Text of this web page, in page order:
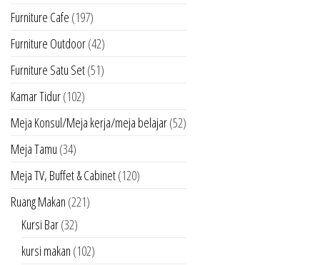
Furniture Cafe (197)
Furniture Outdoor(42)
Furniture Satu Set(51)
Kamar Tidur(102)
Meja Konsul/Meja kerja/meja belajar(52)
Meja Tamu (34)
Meja TV, Buffet & Cabinet(120)
Ruang Makan (221)
Kursi Bar(32)
kursi makan (102)